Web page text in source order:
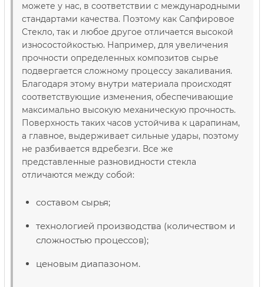
можете у нас, в соответствии с международными
стандартами качества. Поэтому как Сапфировое
Стекло, так и любое другое отличается высокой
износостойкостью. Например, для увеличения
прочности определенных композитов сырье
подвергается сложному процессу закаливания.
Благодаря этому внутри материала происходят
соответствующие изменения, обеспечивающие
максимально высокую механическую прочность.
Поверхность таких часов устойчива к царапинам,
а главное, выдерживает сильные удары, поэтому
не разбивается вдребезги. Все же
представленные разновидности стекла
отличаются между собой:
составом сырья;
технологией производства (количеством и
сложностью процессов);
ценовым диапазоном.